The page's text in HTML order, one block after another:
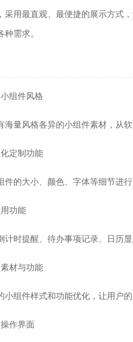
采用最直观、最便捷的展示方式
种需求。
组件风格
海量风格各异的小组件素材，从
定制功能
件的大小、颜色、字体等细节进
功能
计时提醒、待办事项记录、日历
材与功能
小组件样式和功能优化，让用户
作界面